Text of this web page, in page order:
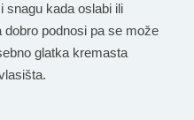
i snagu kada oslabi ili
podnosi pa se može
glatka kremasta